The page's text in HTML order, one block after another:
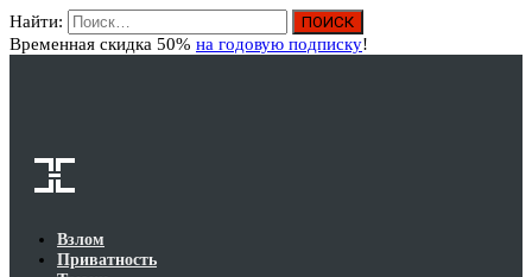
Найти:
Временная скидка 50% на годовую подписку!
Взлом
Приватность